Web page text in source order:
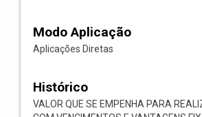
Modo Aplicação
Aplicações Diretas
Histórico
VALOR QUE SE EMPENHA PARA